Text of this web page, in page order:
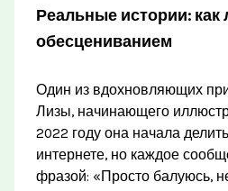
Реальные истории:
обесцениванием
Один из вдохновляющих
Лизы, начинающего
2022 году она начала
интернете, но каждое
фразой: «Просто балуюсь,